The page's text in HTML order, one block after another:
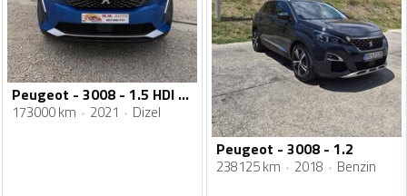
Peugeot - 3008 - 1.5 HDI AUTOMATIK ALLURE
173000 km 2021 Dizel
Peugeot - 3008 - 1.2
238125 km 2018 Benzin